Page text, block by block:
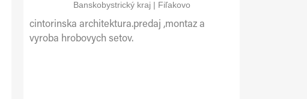
Banskobystrický kraj | Fiľakovo
cintorinska architektura.predaj ,montaz a
vyroba hrobovych setov.